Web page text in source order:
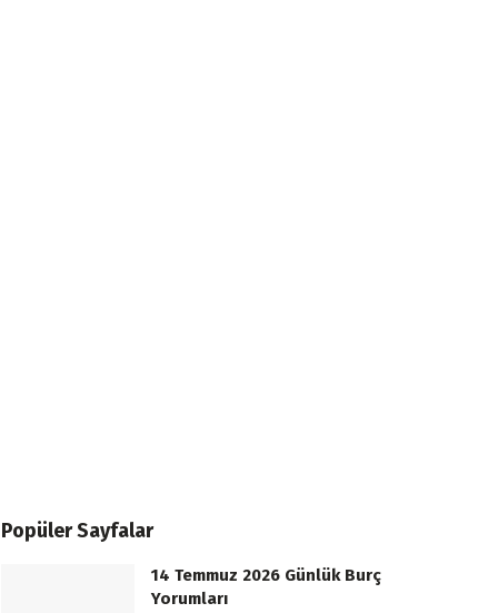
Popüler Sayfalar
14 Temmuz 2026 Günlük Burç
Yorumları